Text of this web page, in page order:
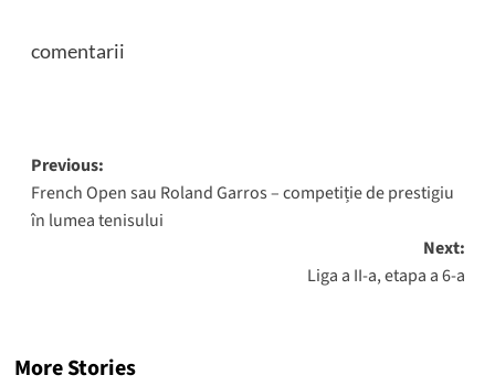
comentarii
Post
navigation
Previous:
French Open sau Roland Garros – competiție de prestigiu
în lumea tenisului
Next:
Liga a II-a, etapa a 6-a
More Stories